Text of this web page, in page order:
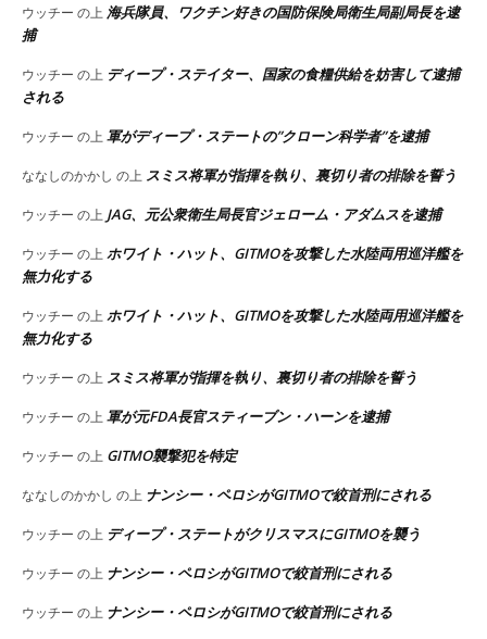
ウッチー の上 海兵隊員、ワクチン好きの国防保険局衛生局副局長を逮
捕
ウッチー の上 ディープ・ステイター、国家の食糧供給を妨害して逮捕
される
ウッチー の上 軍がディープ・ステートの”クローン科学者”を逮捕
ななしのかかし の上 スミス将軍が指揮を執り、裏切り者の排除を誓う
ウッチー の上 JAG、元公衆衛生局長官ジェローム・アダムスを逮捕
ウッチー の上 ホワイト・ハット、GITMOを攻撃した水陸両用巡洋艦を
無力化する
ウッチー の上 ホワイト・ハット、GITMOを攻撃した水陸両用巡洋艦を
無力化する
ウッチー の上 スミス将軍が指揮を執り、裏切り者の排除を誓う
ウッチー の上 軍が元FDA長官スティーブン・ハーンを逮捕
ウッチー の上 GITMO襲撃犯を特定
ななしのかかし の上 ナンシー・ペロシがGITMOで絞首刑にされる
ウッチー の上 ディープ・ステートがクリスマスにGITMOを襲う
ウッチー の上 ナンシー・ペロシがGITMOで絞首刑にされる
ウッチー の上 ナンシー・ペロシがGITMOで絞首刑にされる